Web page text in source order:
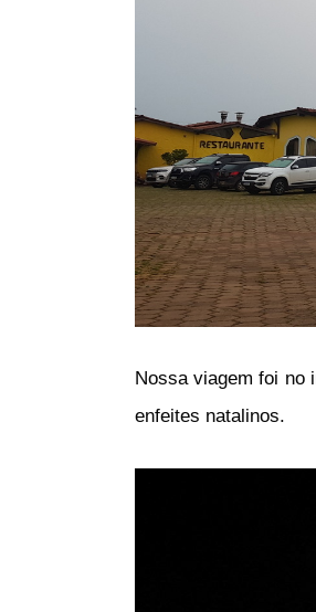
Nossa viagem foi no
enfeites natalinos.